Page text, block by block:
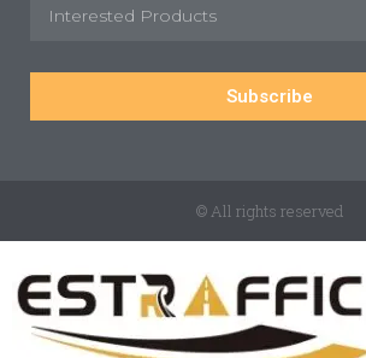
Subscribe
© All rights reserved